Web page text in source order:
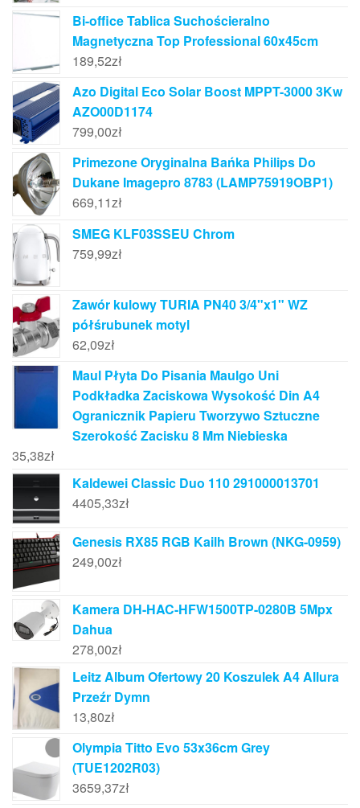
Bi-office Tablica Suchościeralno
Magnetyczna Top Professional 60x45cm
189,52zł
Azo Digital Eco Solar Boost MPPT-3000 3Kw
AZO00D1174
799,00zł
Primezone Oryginalna Bańka Philips Do
Dukane Imagepro 8783 (LAMP75919OBP1)
669,11zł
SMEG KLF03SSEU Chrom
759,99zł
Zawór kulowy TURIA PN40 3/4"x1" WZ
półśrubunek motyl
62,09zł
Maul Płyta Do Pisania Maulgo Uni
Podkładka Zaciskowa Wysokość Din A4
Ogranicznik Papieru Tworzywo Sztuczne
Szerokość Zacisku 8 Mm Niebieska
35,38zł
Kaldewei Classic Duo 110 291000013701
4405,33zł
Genesis RX85 RGB Kailh Brown (NKG-0959)
249,00zł
Kamera DH-HAC-HFW1500TP-0280B 5Mpx
Dahua
278,00zł
Leitz Album Ofertowy 20 Koszulek A4 Allura
Przeźr Dymn
13,80zł
Olympia Titto Evo 53x36cm Grey
(TUE1202R03)
3659,37zł